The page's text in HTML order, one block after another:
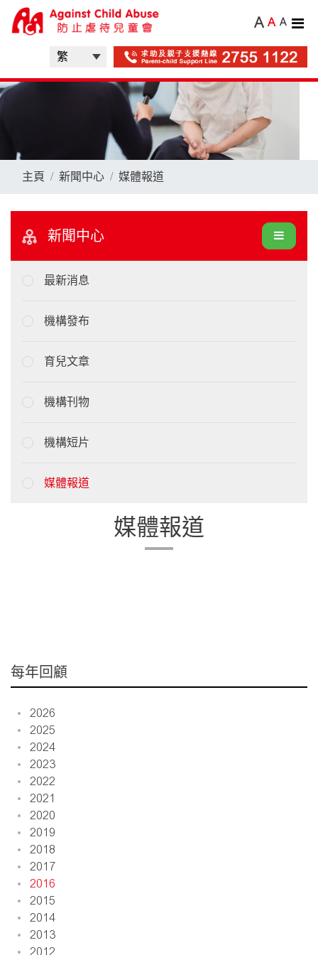
A A A
主頁 新聞中心 媒體報道
新聞中心
最新消息
機構發布
育兒文章
機構刊物
機構短片
媒體報道
媒體報道
每年回顧
2026
2025
2024
2023
2022
2021
2020
2019
2018
2017
2016
2015
2014
2013
2012